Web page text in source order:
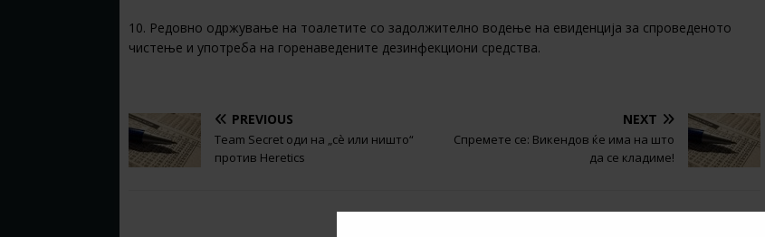
10. Редовно одржување на тоалетите со задолжително водење на евиденција за спроведеното
чистење и употреба на горенаведените дезинфекциони средства.
PREVIOUS
Team Secret оди на „сè или ништо“
против Heretics
NEXT
Спремете се: Викендов ќе има на што
да се кладиме!